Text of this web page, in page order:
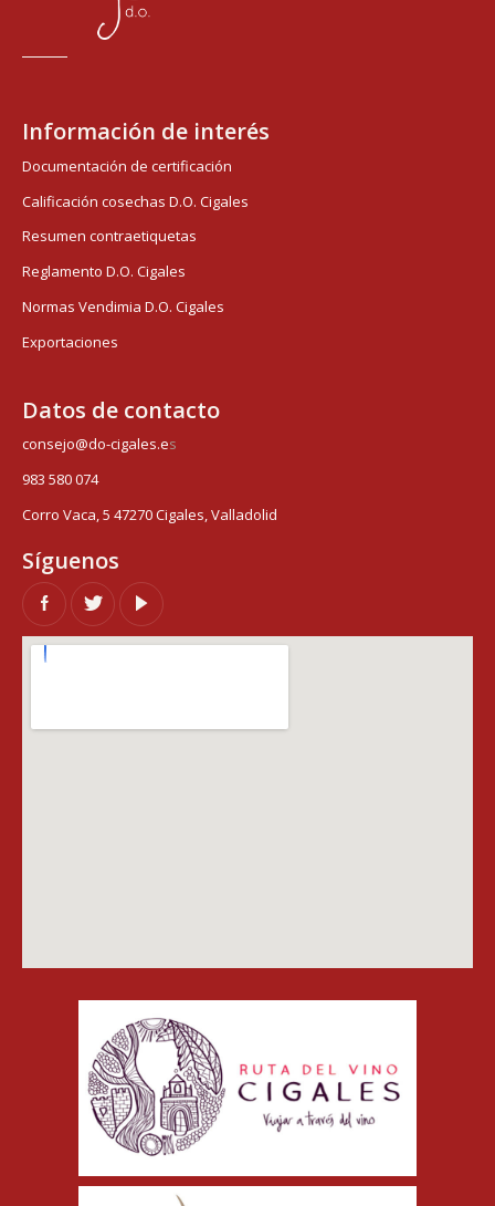
Información de interés
Documentación de certificación
Calificación cosechas D.O. Cigales
Resumen contraetiquetas
Reglamento D.O. Cigales
Normas Vendimia D.O. Cigales
Exportaciones
Datos de contacto
consejo@do-cigales.es
983 580 074
Corro Vaca, 5 47270 Cigales, Valladolid
Síguenos